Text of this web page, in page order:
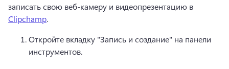
записать свою веб-камеру и видеопрезентацию в
Clipchamp.
Откройте вкладку "Запись и создание" на панели
инструментов.